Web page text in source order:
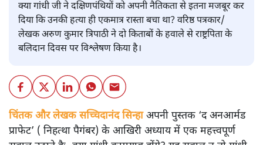
क्या गांधी जी ने दक्षिणपंथियों को अपनी नैतिकता से इतना मजबूर कर
दिया कि उनकी हत्या ही एकमात्र रास्ता बचा था? वरिष्ठ पत्रकार/
लेखक अरुण कुमार त्रिपाठी ने दो किताबों के हवाले से राष्ट्रपिता के
बलिदान दिवस पर विश्लेषण किया है।
चिंतक और लेखक सच्चिदानंद सिन्हाअपनी पुस्तक ‘द अनआर्मड
प्राफेट’ ( निहत्था पैगंबर) के आखिरी अध्याय में एक महत्त्वपूर्ण